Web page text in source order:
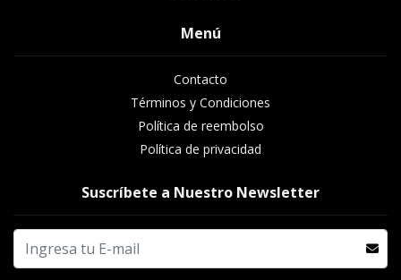
Menú
Contacto
Términos y Condiciones
Política de reembolso
Política de privacidad
Suscríbete a Nuestro Newsletter